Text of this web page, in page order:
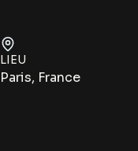
LIEU
Paris, France